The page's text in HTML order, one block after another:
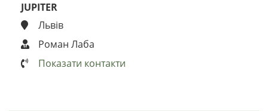
JUPITER
Львів
Роман Лаба
Показати контакти